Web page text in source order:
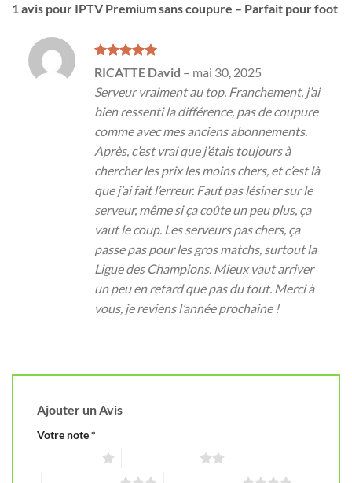
1 avis pour IPTV Premium sans coupure – Parfait pour foot
Note5sur
5
RICATTE David – mai 30, 2025
Serveur vraiment au top. Franchement, j’ai
bien ressenti la différence, pas de coupure
comme avec mes anciens abonnements.
Après, c’est vrai que j’étais toujours à
chercher les prix les moins chers, et c’est là
que j’ai fait l’erreur. Faut pas lésiner sur le
serveur, même si ça coûte un peu plus, ça
vaut le coup. Les serveurs pas chers, ça
passe pas pour les gros matchs, surtout la
Ligue des Champions. Mieux vaut arriver
un peu en retard que pas du tout. Merci à
vous, je reviens l’année prochaine !
Ajouter un Avis
Votre note*